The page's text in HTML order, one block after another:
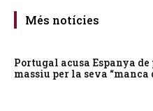
Més notícies
Portugal acusa Espanya
massiu per la seva